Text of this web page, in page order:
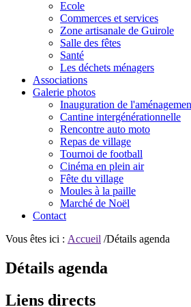
Ecole
Commerces et services
Zone artisanale de Guirole
Salle des fêtes
Santé
Les déchets ménagers
Associations
Galerie photos
Inauguration de
Cantine intergénérationnelle
Rencontre auto moto
Repas de village
Tournoi de football
Cinéma en plein air
Fête du village
Moules à la paille
Marché de Noël
Contact
Vous êtes ici : Accueil /Détails agenda
Détails agenda
Liens directs